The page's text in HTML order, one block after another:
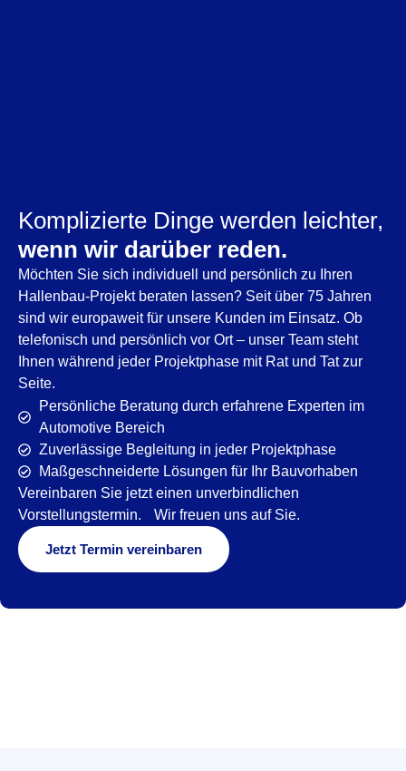
Komplizierte Dinge werden leichter,
wenn wir darüber reden.
Möchten Sie sich individuell und persönlich zu Ihren
Hallenbau-Projekt beraten lassen? Seit über 75 Jahren
sind wir europaweit für unsere Kunden im Einsatz. Ob
telefonisch und persönlich vor Ort – unser Team steht
Ihnen während jeder Projektphase mit Rat und Tat zur
Seite.
Persönliche Beratung durch erfahrene Experten im
Automotive Bereich
Zuverlässige Begleitung in jeder Projektphase
Maßgeschneiderte Lösungen für Ihr Bauvorhaben
Vereinbaren Sie jetzt einen unverbindlichen
Vorstellungstermin. Wir freuen uns auf Sie.
Jetzt Termin vereinbaren